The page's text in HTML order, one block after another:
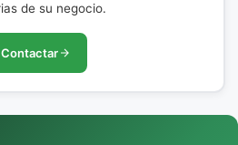
de su negocio.
Contactar